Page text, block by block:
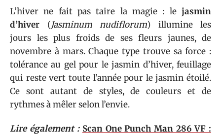
L’hiver ne fait pas taire la magie : le jasmin
d’hiver (Jasminum nudiflorum) illumine les
jours les plus froids de ses fleurs jaunes, de
novembre à mars. Chaque type trouve sa force :
tolérance au gel pour le jasmin d’hiver, feuillage
qui reste vert toute l’année pour le jasmin étoilé.
Ce sont autant de styles, de couleurs et de
rythmes à mêler selon l’envie.
Lire également : Scan One Punch Man 286 VF :